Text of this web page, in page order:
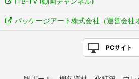
パッケージアート株式会社（運営会社
PCサイト